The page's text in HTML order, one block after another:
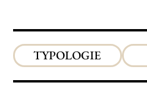
TYPOLOGIE